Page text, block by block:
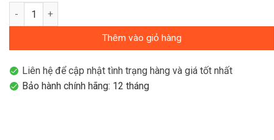
19" AMPC Networks Cabinet 15U AMPC-15800-X-Y số lượng
Thêm vào giỏ hàng
Liên hệ để cập nhật tình trạng hàng và giá tốt nhất
Bảo hành chính hãng: 12 tháng